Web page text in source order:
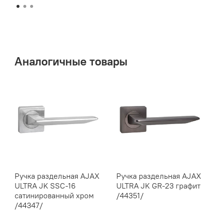
Аналогичные товары
Ручка раздельная AJAX
ULTRA JK SSC-16
сатинированный хром
/44347/
Ручка раздельная AJAX
ULTRA JK GR-23 графит
/44351/